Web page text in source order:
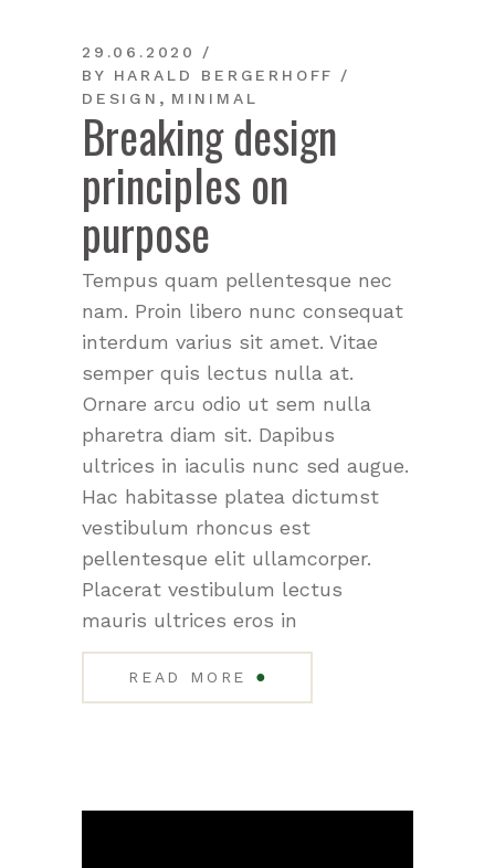
29.06.2020
BY
HARALD BERGERHOFF
DESIGN , MINIMAL
Breaking design
principles on
purpose
Tempus quam pellentesque nec
nam. Proin libero nunc consequat
interdum varius sit amet. Vitae
semper quis lectus nulla at.
Ornare arcu odio ut sem nulla
pharetra diam sit. Dapibus
ultrices in iaculis nunc sed augue.
Hac habitasse platea dictumst
vestibulum rhoncus est
pellentesque elit ullamcorper.
Placerat vestibulum lectus
mauris ultrices eros in
READ MORE ●